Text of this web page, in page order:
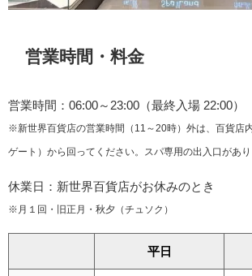
営業時間・料金
営業時間：06:00～23:00（最終入場 22:00）
※新世界百貨店の営業時間（11～20時）外は、百貨店
ゲート）から回ってください。スパ専用の出入口があり
休業日：新世界百貨店がお休みのとき
※月１回・旧正月・秋夕（チュソク）
平日